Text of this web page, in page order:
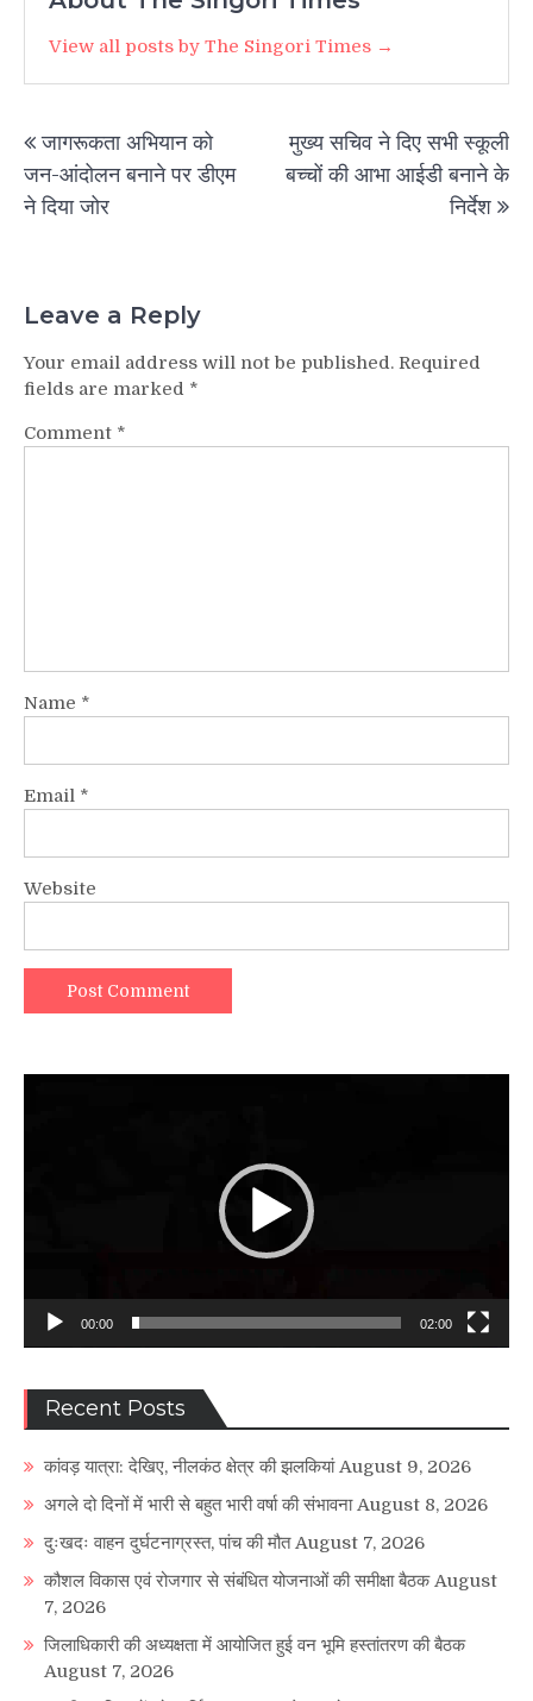
View all posts by The Singori Times →
navigation
जागरूकता अभियान को
जन-आंदोलन बनाने पर डीएम
ने दिया जोर
मुख्य सचिव ने दिए सभी स्कूली
बच्चों की आभा आईडी बनाने के
निर्देश
Leave a Reply
Your email address will not be published. Required
fields are marked *
Comment *
Name *
Email *
Website
00:00 02:00
Recent Posts
कांवड़ यात्रा: देखिए, नीलकंठ क्षेत्र की झलकियां August 9, 2026
अगले दो दिनों में भारी से बहुत भारी वर्षा की संभावना August 8, 2026
दुःखदः वाहन दुर्घटनाग्रस्त, पांच की मौत August 7, 2026
कौशल विकास एवं रोजगार से संबंधित योजनाओं की समीक्षा बैठक August
7, 2026
जिलाधिकारी की अध्यक्षता में आयोजित हुई वन भूमि हस्तांतरण की बैठक
August 7, 2026